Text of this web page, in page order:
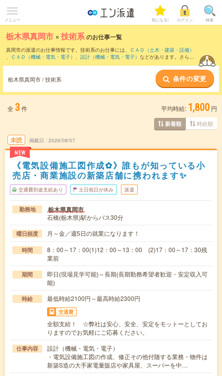
メニュー 気になる! ログイン 検索
栃木県真岡市 ×技術系のお仕事一覧
真岡市の派遣のお仕事情報です。技術系のお仕事には、
ＣＡＤ（土木・建築・設備）
、
ＣＡＤ（機械・電気・電子） 、 設計（機械・電気・電子） などがあります。さら
栃木県真岡市 / 技術系 条件の変更
全 3件 平均時給: 1,800 円
新着順 時給順
未読
NEW
掲載日 2026/08/07
《電気設備施工図作成✿》誰もが知っている小
売店・商業施設の新築店舗に携われます✨
交通費別途支給あり 土日祝日が休み 派遣
勤務地 栃木県真岡市
石橋(栃木県)駅からバス30分
曜日頻度 月～金／週5日の就業になります！
時間
8：00～17：00(1)12：00～13：00 (2)17：00～17：30残
業前
期間
即日(現場見学可能)～長期(長期勤務希望者歓迎・安定収入可
能)
時給 最低時給2100円～最高時給2300円
交通費
全額支給！ ☆弊社は安心、安全、安定をモットーとしてお
りますのでお気軽にご応募ください。
仕事内容
設計（機械・電気・電子）
・電気設備施工図の作成、修正その他付随する業務・物件は
新築S造の大手家電量販店や家具屋、スーパーを中…